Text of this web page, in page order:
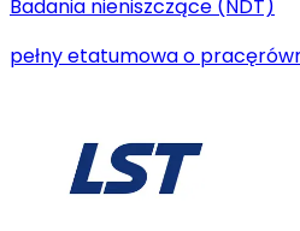
Badania nieniszczące (NDT)
pełny etatumowa o pracę